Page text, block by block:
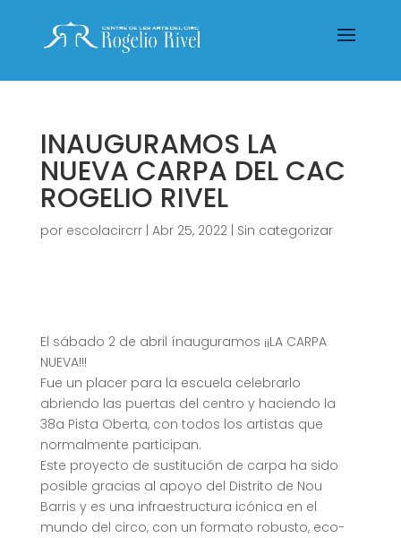
INAUGURAMOS LA
NUEVA CARPA DEL CAC
ROGELIO RIVEL
por escolacircrr| Abr 25, 2022| Sin categorizar
El sábado 2 de abril ínauguramos ¡¡LA CARPA
NUEVA!!!
Fue un placer para la escuela celebrarlo
abriendo las puertas del centro y haciendo la
38a Pista Oberta, con todos los artistas que
normalmente participan.
Este proyecto de sustitución de carpa ha sido
posible gracias al apoyo del Distrito de Nou
Barris y es una infraestructura icónica en el
mundo del circo, con un formato robusto, eco-